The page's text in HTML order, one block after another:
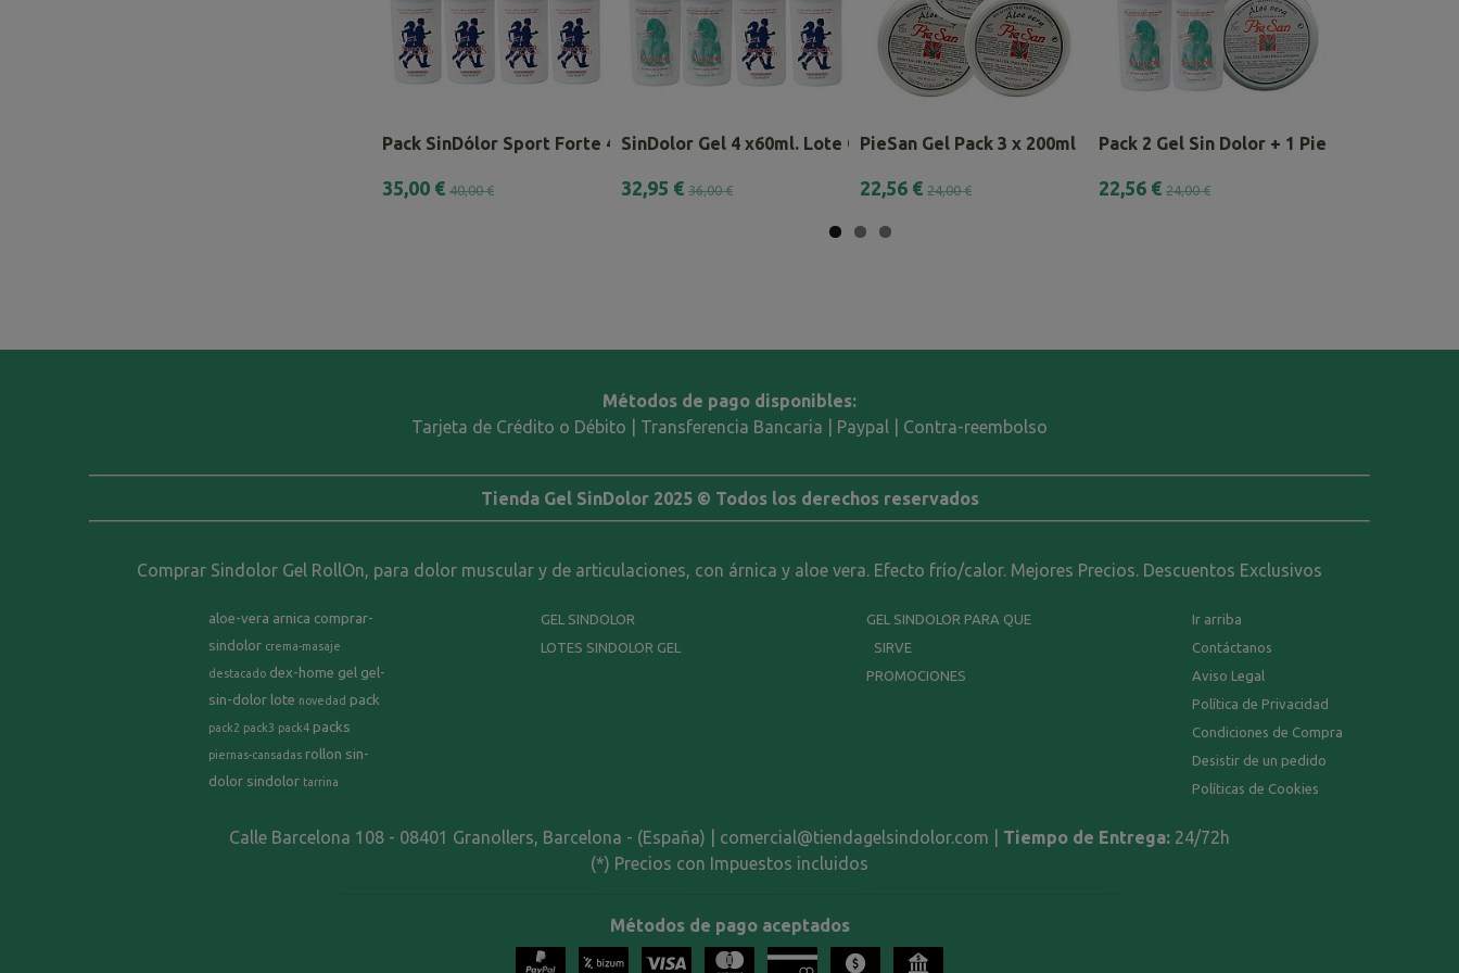
Pack SinDólor Sport Forte 4 x 60ml.
35,00 € 40,00 €
SinDolor Gel 4 x60ml. Lote Combinado
32,95 € 36,00 €
PieSan Gel Pack 3 x 200ml
22,56 € 24,00 €
Pack 2 Gel Sin Dolor + 1 Pie San...
22,56 € 24,00 €
Métodos de pago disponibles:
Tarjeta de Crédito o Débito | Transferencia Bancaria | Paypal | Contra-reembolso
Tienda Gel SinDolor 2025 © Todos los derechos reservados
Comprar Sindolor Gel RollOn, para dolor muscular y de articulaciones, con árnica y aloe vera. Efecto frío/calor. Mejores Precios. Descuentos Exclusivos
aloe-vera arnica comprar-
sindolor crema-masaje
destacado dex-home gel gel-
sin-dolor lote novedad pack
pack2 pack3 pack4 packs
piernas-cansadas rollon sin-
dolor sindolor tarrina
GEL SINDOLOR
LOTES SINDOLOR GEL
GEL SINDOLOR PARA QUE
SIRVE
PROMOCIONES
Ir arriba
Contáctanos
Aviso Legal
Política de Privacidad
Condiciones de Compra
Desistir de un pedido
Políticas de Cookies
Calle Barcelona 108 - 08401 Granollers, Barcelona - (España) | comercial@tiendagelsindolor.com | Tiempo de Entrega: 24/72h
(*) Precios con Impuestos incluidos
Métodos de pago aceptados